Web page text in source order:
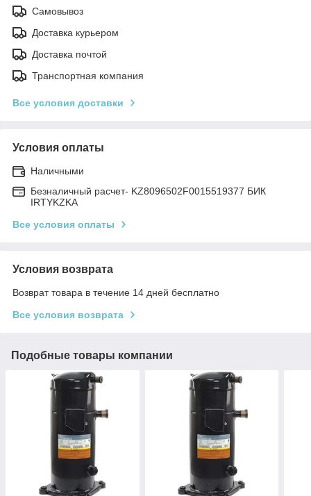
Самовывоз
Доставка курьером
Доставка почтой
Транспортная компания
Все условия доставки
Условия оплаты
Наличными
Безналичный расчет- KZ8096502F0015519377 БИК
IRTYKZKA
Все условия оплаты
Условия возврата
Возврат товара в течение 14 дней бесплатно
Все условия возврата
Подобные товары компании